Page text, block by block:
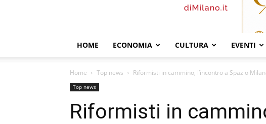
HOME ECONOMIA CULTURA EVENTI
Home Top news Riformisti in cammino, l’incontro a Spazio
Top news
Riformisti in